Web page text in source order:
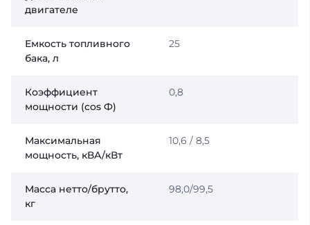
двигателе
Емкость топливного
бака, л
25
Коэффициент
мощности (сos Ф)
0,8
Максимальная
мощность, кВА/кВт
10,6 / 8,5
Масса нетто/брутто,
кг
98,0/99,5